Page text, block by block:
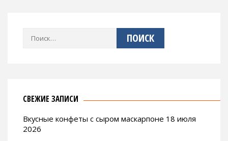
Найти:
СВЕЖИЕ ЗАПИСИ
Вкусные конфеты с сыром маскарпоне 18 июля
2026